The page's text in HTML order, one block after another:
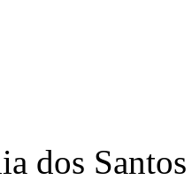
dos Santos